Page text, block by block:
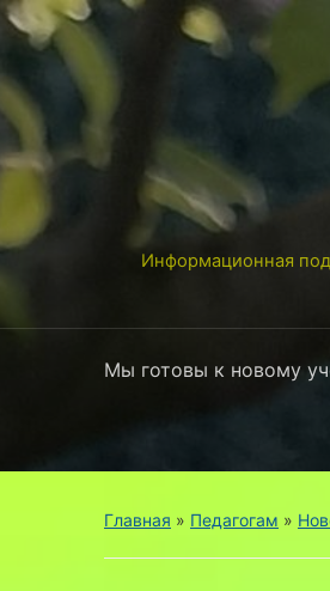
Информационная
Мы готовы к новому
Главная » Педагогам »